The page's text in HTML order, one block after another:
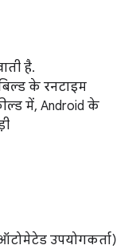
है.
के रनटाइम
में, Android के
उपयोगकर्ता)